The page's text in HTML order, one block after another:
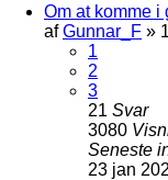
Om at komme i
afGunnar_F »
1
2
3
21 Svar
3080
Seneste
23 jan